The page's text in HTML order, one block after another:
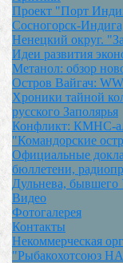
Проект "Порт
Сосногорск-
Ненецкий округ.
Идеи развития
Метанол: обзор
Остров Вайгач:
Хроники тайной
русского Заполярья
Конфликт: КМНС-
"Командорские
Официальные
бюллетени,
Дульнева,
Видео
Фотогалерея
Контакты
Некоммерческая
"Рыбакохотсоюз